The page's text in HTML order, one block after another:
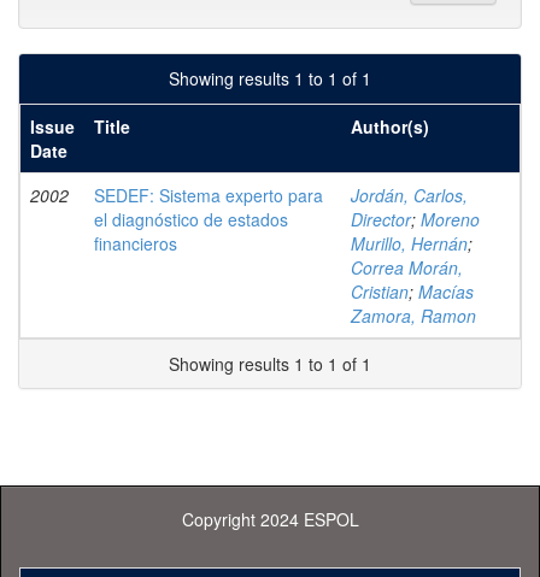
Showing results 1 to 1 of 1
Issue
Date
Title Author(s)
2002
SEDEF: Sistema experto para
el diagnóstico de estados
financieros
Jordán, Carlos,
Director; Moreno
Murillo, Hernán;
Correa Morán,
Cristian; Macías
Zamora, Ramon
Showing results 1 to 1 of 1
Copyright 2024 ESPOL